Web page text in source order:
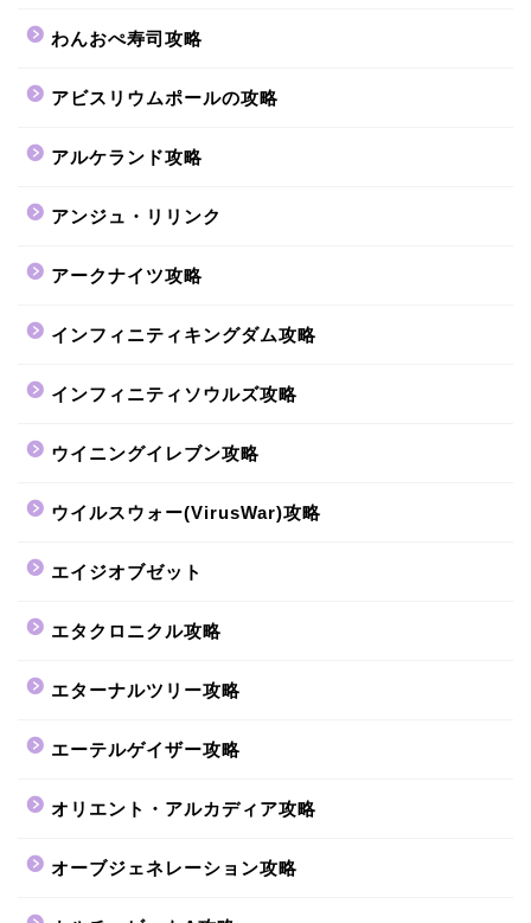
わんおぺ寿司攻略
アビスリウムポールの攻略
アルケランド攻略
アンジュ・リリンク
アークナイツ攻略
インフィニティキングダム攻略
インフィニティソウルズ攻略
ウイニングイレブン攻略
ウイルスウォー(VirusWar)攻略
エイジオブゼット
エタクロニクル攻略
エターナルツリー攻略
エーテルゲイザー攻略
オリエント・アルカディア攻略
オーブジェネレーション攻略